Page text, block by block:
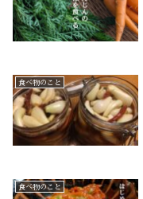
食べ物のこと
食べ物のこと